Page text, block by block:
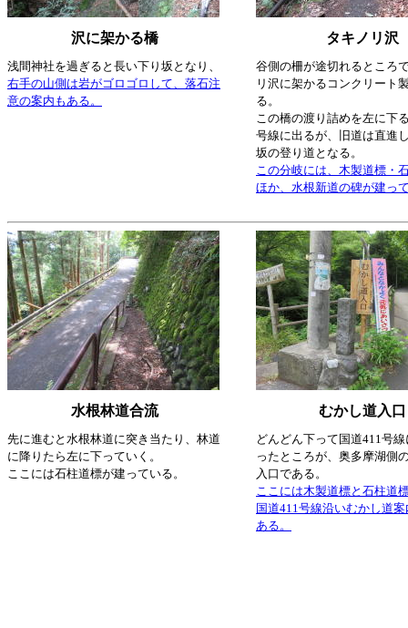
沢に架かる橋 タキノリ沢
浅間神社を過ぎると長い下り坂となり、
右手の山側は岩がゴロゴロして、落石注
意の案内もある。
谷側の柵が途切れるところ
リ沢に架かるコンクリート
る。
この橋の渡り詰めを左に下
号線に出るが、旧道は直進
坂の登り道となる。
この分岐には、木製道標・
ほか、水根新道の碑が建っ
水根林道合流 むかし道入口
先に進むと水根林道に突き当たり、林道
に降りたら左に下っていく。
ここには石柱道標が建っている。
どんどん下って国道411号
ったところが、奥多摩湖側
入口である。
ここには木製道標と石柱道
国道411号線沿いむかし道
ある。